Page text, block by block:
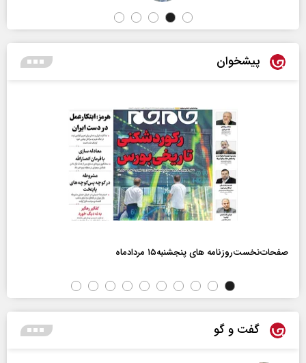
پیشخوان
صفحات‌نخست‌روزنامه ها‌ی پنجشنبه‌۱۵ مردادماه
گفت و گو